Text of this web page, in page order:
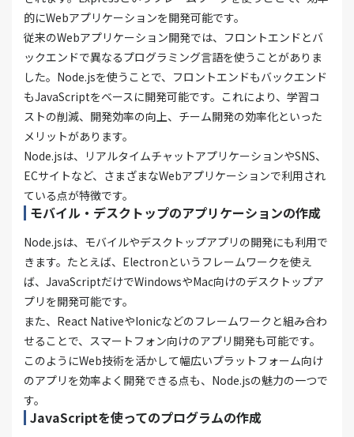
的にWebアプリケーションを開発可能です。
従来のWebアプリケーション開発では、フロントエンドとバ
ックエンドで異なるプログラミング言語を使うことがありま
した。Node.jsを使うことで、フロントエンドもバックエンド
もJavaScriptをベースに開発可能です。これにより、学習コ
ストの削減、開発効率の向上、チーム開発の効率化といった
メリットがあります。
Node.jsは、リアルタイムチャットアプリケーションやSNS、
ECサイトなど、さまざまなWebアプリケーションで利用され
ている点が特徴です。
モバイル・デスクトップのアプリケーションの作成
Node.jsは、モバイルやデスクトップアプリの開発にも利用で
きます。たとえば、Electronというフレームワークを使え
ば、JavaScriptだけでWindowsやMac向けのデスクトップア
プリを開発可能です。
また、React NativeやIonicなどのフレームワークと組み合わ
せることで、スマートフォン向けのアプリ開発も可能です。
このようにWeb技術を活かして幅広いプラットフォーム向け
のアプリを効率よく開発できる点も、Node.jsの魅力の一つで
す。
JavaScriptを使ってのプログラムの作成